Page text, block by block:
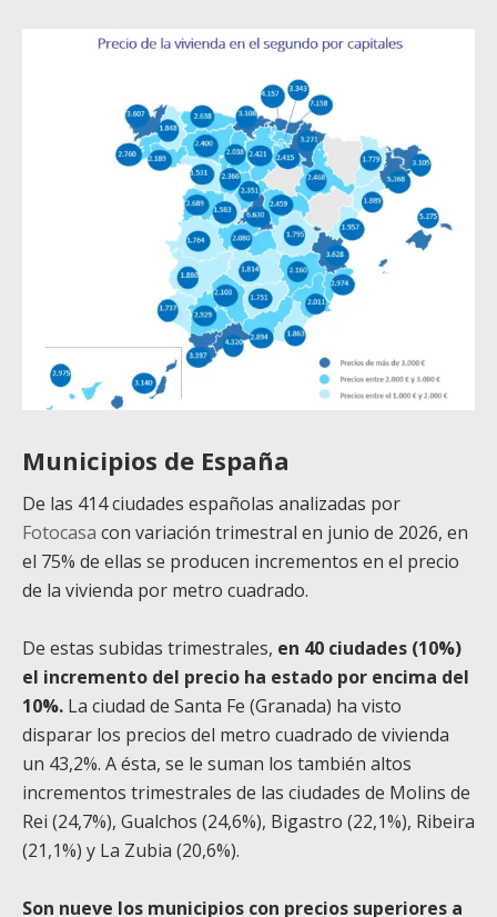
Municipios de España
De las 414 ciudades españolas analizadas por
Fotocasa con variación trimestral en junio de 2026, en
el 75% de ellas se producen incrementos en el precio
de la vivienda por metro cuadrado.
De estas subidas trimestrales, en 40 ciudades (10%)
el incremento del precio ha estado por encima del
10%. La ciudad de Santa Fe (Granada) ha visto
disparar los precios del metro cuadrado de vivienda
un 43,2%. A ésta, se le suman los también altos
incrementos trimestrales de las ciudades de Molins de
Rei (24,7%), Gualchos (24,6%), Bigastro (22,1%), Ribeira
(21,1%) y La Zubia (20,6%).
Son nueve los municipios con precios superiores a